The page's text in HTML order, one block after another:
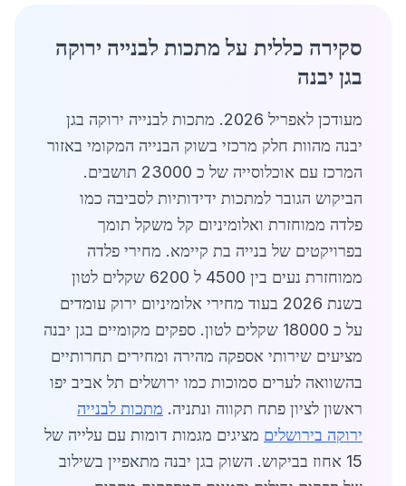
סקירה כללית על מתכות לבנייה ירוקה
בגן יבנה
מעודכן לאפריל 2026. מתכות לבנייה ירוקה בגן
יבנה מהוות חלק מרכזי בשוק הבנייה המקומי באזור
המרכז עם אוכלוסייה של כ 23000 תושבים.
הביקוש הגובר למתכות ידידותיות לסביבה כמו
פלדה ממוחזרת ואלומיניום קל משקל תומך
בפרויקטים של בנייה בת קיימא. מחירי פלדה
ממוחזרת נעים בין 4500 ל 6200 שקלים לטון
בשנת 2026 בעוד מחירי אלומיניום ירוק עומדים
על כ 18000 שקלים לטון. ספקים מקומיים בגן יבנה
מציעים שירותי אספקה מהירה ומחירים תחרותיים
בהשוואה לערים סמוכות כמו ירושלים תל אביב יפו
ראשון לציון פתח תקווה ונתניה. מתכות לבנייה
ירוקה בירושלים מציגים מגמות דומות עם עלייה של
15 אחוז בביקוש. השוק בגן יבנה מתאפיין בשילוב